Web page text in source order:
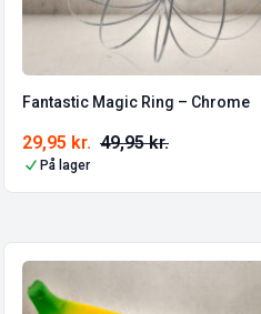
Fantastic Magic Ring – Chrome
49,95kr.
29,95 kr.
På lager